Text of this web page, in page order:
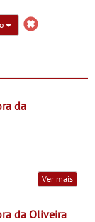
da
Ver mais
da Oliveira